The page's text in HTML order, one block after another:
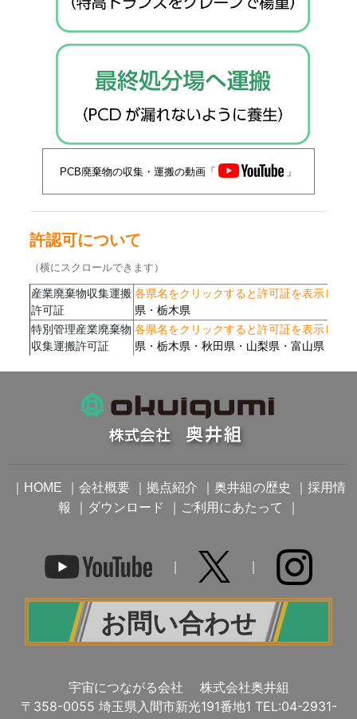
PCB廃棄物の収集・運搬の動画「 」
許認可について
（横にスクロールできます）
産業廃棄物収集運搬
許可証
各県名をクリックすると許可証を表示しま
県 ・ 栃木県
特別管理産業廃棄物
収集運搬許可証
各県名をクリックすると許可証を表示しま
県 ・ 栃木県 ・ 秋田県 ・ 山梨県 ・ 富山県
｜ HOME ｜ 会社概要 ｜ 拠点紹介 ｜ 奥井組の歴史 ｜ 採用情
報
｜ ダウンロード ｜ ご利用にあたって ｜
｜ ｜
お問い合わせ
宇宙につながる会社 株式会社奥井組
〒358-0055 埼玉県入間市新光191番地1 TEL:04-2931-